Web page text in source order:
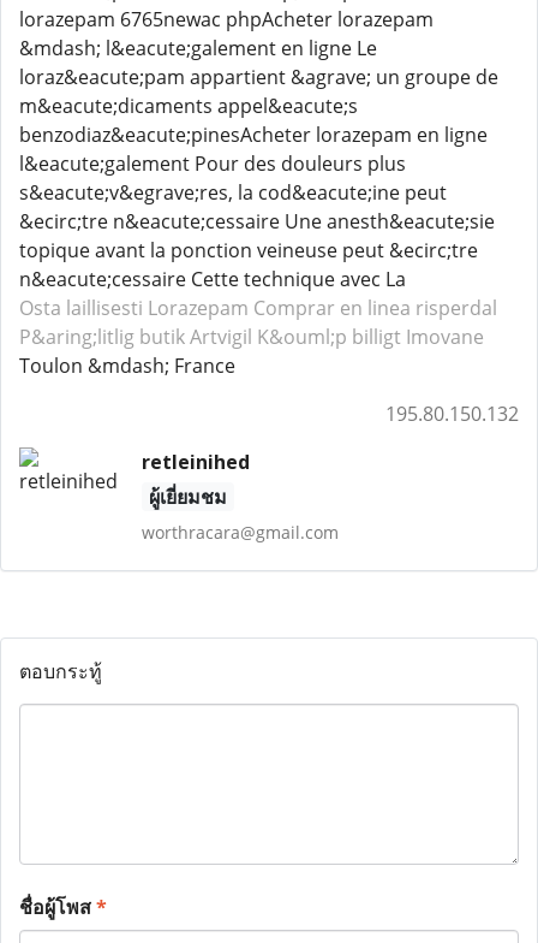
lorazepam 6765newac phpAcheter lorazepam
&mdash; l&eacute;galement en ligne Le
loraz&eacute;pam appartient &agrave; un groupe de
m&eacute;dicaments appel&eacute;s
benzodiaz&eacute;pinesAcheter lorazepam en ligne
l&eacute;galement Pour des douleurs plus
s&eacute;v&egrave;res, la cod&eacute;ine peut
&ecirc;tre n&eacute;cessaire Une anesth&eacute;sie
topique avant la ponction veineuse peut &ecirc;tre
n&eacute;cessaire Cette technique avec La
Osta laillisesti Lorazepam Comprar en linea risperdal
P&aring;litlig butik Artvigil K&ouml;p billigt Imovane
Toulon &mdash; France
195.80.150.132
retleinihed
ผู้เยี่ยมชม
worthracara@gmail.com
ตอบกระทู้
ชื่อผู้โพส*